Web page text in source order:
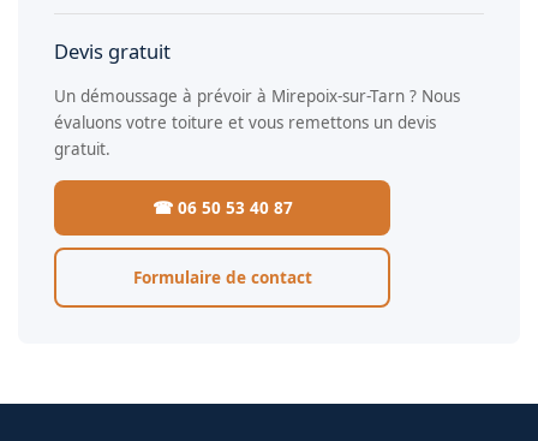
Devis gratuit
Un démoussage à prévoir à Mirepoix-sur-Tarn ? Nous
évaluons votre toiture et vous remettons un devis
gratuit.
☎ 06 50 53 40 87
Formulaire de contact